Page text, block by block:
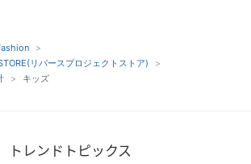
リバースプロジェクトストア)
キッズ
トレンドトピックス